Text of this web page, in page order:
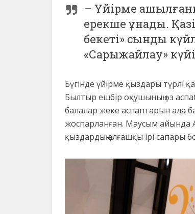
– Үйірме
ерекше ұнады.
бекеті» сынды
«Сарыжайлау»
Бүгінде үйірме қыздары түрлі
Былтыр ешбір оқушының өз
балалар жеке аспаптарын ала
жоспарланған. Маусым айында
қыздардың алғашқы ірі сапары